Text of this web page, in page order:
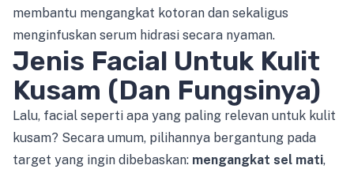
membantu mengangkat kotoran dan sekaligus
menginfuskan serum hidrasi secara nyaman.
Jenis Facial Untuk Kulit
Kusam (Dan Fungsinya)
Lalu, facial seperti apa yang paling relevan untuk kulit
kusam? Secara umum, pilihannya bergantung pada
target yang ingin dibebaskan: mengangkat sel mati,